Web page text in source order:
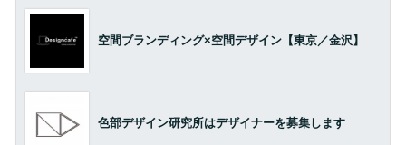
空間ブランディング×空間デザイン【東京／金沢】
色部デザイン研究所はデザイナーを募集します